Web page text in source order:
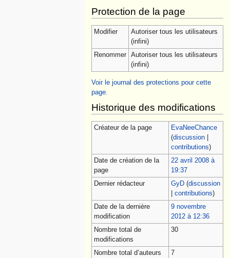
Protection de la page
Modifier
Autoriser tous les utilisateurs
(infini)
Renommer
Autoriser tous les utilisateurs
(infini)
Voir le journal des protections pour cette
page.
Historique des modifications
Créateur de la page
EvaNeeChance
(discussion|
contributions)
Date de création de la
page
22 avril 2008 à
19:37
Dernier rédacteur
GyD (discussion
contributions)
Date de la dernière
modification
9 novembre
2012 à 12:36
Nombre total de
modifications
30
Nombre total d’auteurs
7